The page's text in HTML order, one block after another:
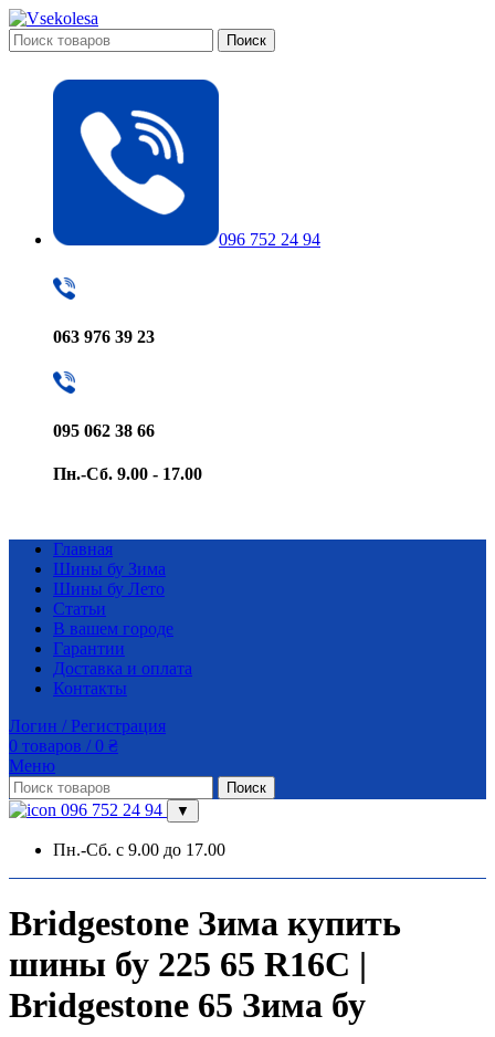
Поиск
096 752 24 94
063 976 39 23
095 062 38 66
Пн.-Сб. 9.00 - 17.00
Главная
Шины бу Зима
Шины бу Лето
Статьи
В вашем городе
Гарантии
Доставка и оплата
Контакты
Логин / Регистрация
0 товаров / 0 ₴
Меню
Поиск
096 752 24 94 ▼
Пн.-Сб. с 9.00 до 17.00
Bridgestone Зима купить
шины бу 225 65 R16C |
Bridgestone 65 Зима бу